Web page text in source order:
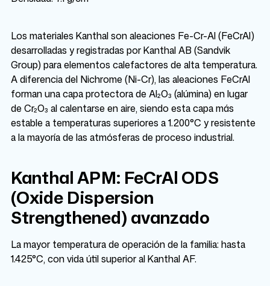
Los materiales Kanthal son aleaciones Fe-Cr-Al (FeCrAl)
desarrolladas y registradas por Kanthal AB (Sandvik
Group) para elementos calefactores de alta temperatura.
A diferencia del Nichrome (Ni-Cr), las aleaciones FeCrAl
forman una capa protectora de Al₂O₃ (alúmina) en lugar
de Cr₂O₃ al calentarse en aire, siendo esta capa más
estable a temperaturas superiores a 1.200°C y resistente
a la mayoría de las atmósferas de proceso industrial.
Kanthal APM: FeCrAl ODS
(Oxide Dispersion
Strengthened) avanzado
La mayor temperatura de operación de la familia: hasta
1.425°C, con vida útil superior al Kanthal AF.